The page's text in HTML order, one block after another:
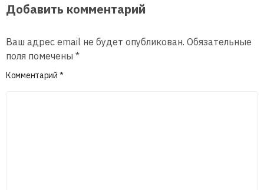
Добавить комментарий
Ваш адрес email не будет опубликован. Обязательные
поля помечены *
Комментарий *